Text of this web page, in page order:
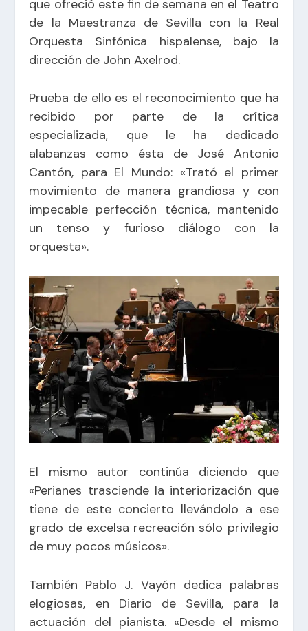
que ofreció este fin de semana en el Teatro
de la Maestranza de Sevilla con la Real
Orquesta Sinfónica hispalense, bajo la
dirección de John Axelrod.
Prueba de ello es el reconocimiento que ha
recibido por parte de la crítica
especializada, que le ha dedicado
alabanzas como ésta de José Antonio
Cantón, para El Mundo: «Trató el primer
movimiento de manera grandiosa y con
impecable perfección técnica, mantenido
un tenso y furioso diálogo con la
orquesta».
El mismo autor continúa diciendo que
«Perianes trasciende la interiorización que
tiene de este concierto llevándolo a ese
grado de excelsa recreación sólo privilegio
de muy pocos músicos».
También Pablo J. Vayón dedica palabras
elogiosas, en Diario de Sevilla, para la
actuación del pianista. «Desde el mismo